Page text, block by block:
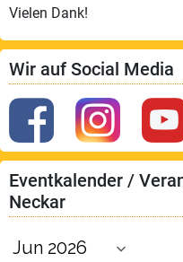
Vielen Dank!
Wir auf Social Media
Eventkalender /
Neckar